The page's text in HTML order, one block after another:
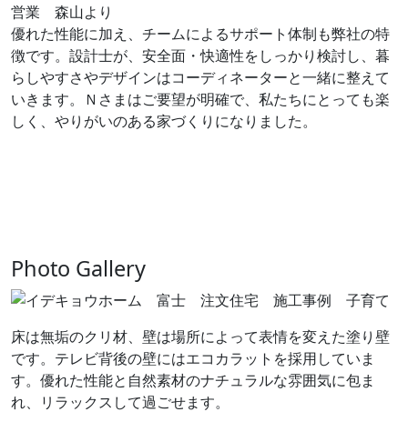
営業 森山より
優れた性能に加え、チームによるサポート体制も弊社の特
徴です。設計士が、安全面・快適性をしっかり検討し、暮
らしやすさやデザインはコーディネーターと一緒に整えて
いきます。Ｎさまはご要望が明確で、私たちにとっても楽
しく、やりがいのある家づくりになりました。
Photo Gallery
床は無垢のクリ材、壁は場所によって表情を変えた塗り壁
です。テレビ背後の壁にはエコカラットを採用していま
す。優れた性能と自然素材のナチュラルな雰囲気に包ま
れ、リラックスして過ごせます。